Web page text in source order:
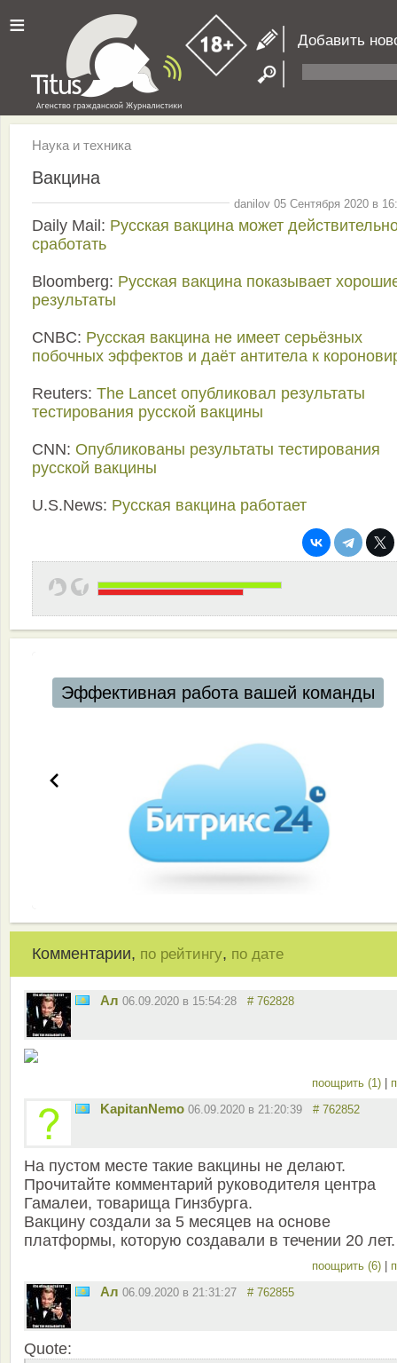
≡ Добавить
Наука и техника
Вакцина
danilov 05 Сентября 2020 в
Daily Mail: Русская вакцина может
сработать
Bloomberg: Русская вакцина показывает
результаты
CNBC: Русская вакцина не имеет серьёзных
побочных эффектов и даёт антитела к
Reuters: The Lancet опубликовал результаты
тестирования русской вакцины
CNN: Опубликованы результаты тестирования
русской вакцины
U.S.News: Русская вакцина работает
Эффективная работа вашей команды
Комментарии, по рейтингу, по дате
Ал 06.09.2020 в 15:54:28 # 762828
поощрить (1)
KapitanNemo 06.09.2020 в 21:20:39 # 762852
На пустом месте такие вакцины не делают.
Прочитайте комментарий руководителя центра
Гамалеи, товарища Гинзбурга.
Вакцину создали за 5 месяцев на основе
платформы, которую создавали в течении 20 лет.
поощрить (6)
Ал 06.09.2020 в 21:31:27 # 762855
Quote: